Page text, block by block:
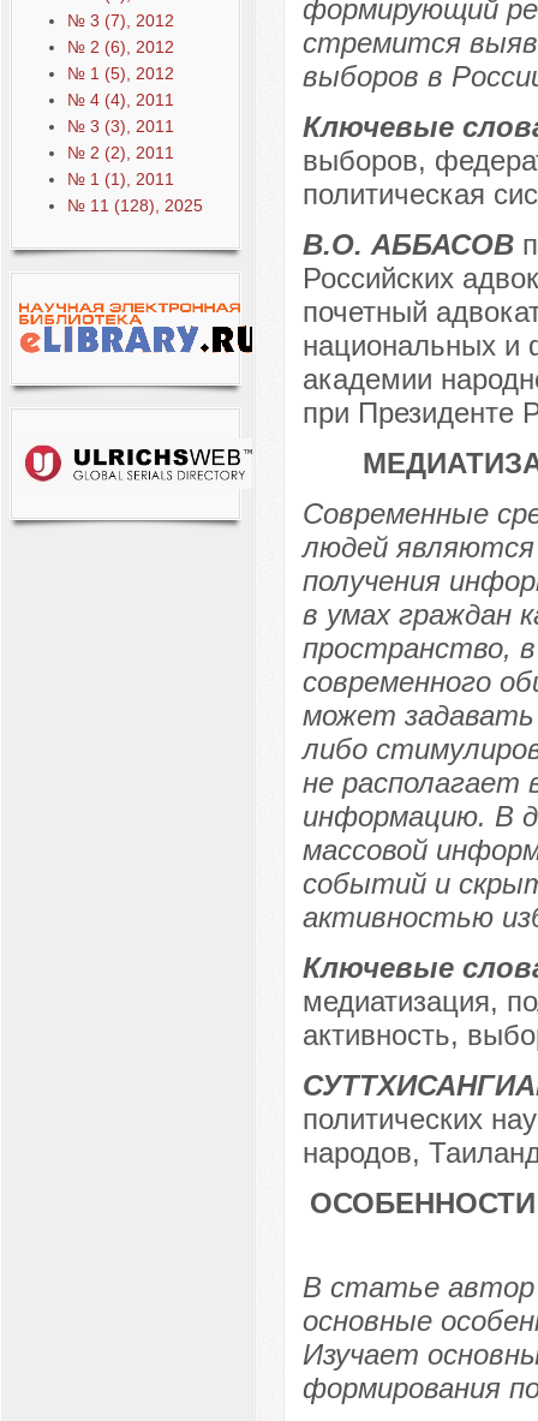
№ 3 (7), 2012
№ 2 (6), 2012
№ 1 (5), 2012
№ 4 (4), 2011
№ 3 (3), 2011
№ 2 (2), 2011
№ 1 (1), 2011
№ 11 (128), 2025
формирующий
стремится
выборов в
Ключевые
выборов,
политическая
В.О. АББАСОВ
Российских
почетный
национальных и
академии
при Президенте
Современные
людей являются
получения
в умах граждан
пространство,
современного
может задавать
либо
не располагает
информацию. В
массовой
событий и
активностью
Ключевые
медиатизация,
активность,
политических
народов,
В статье автор
основные
Изучает
формирования